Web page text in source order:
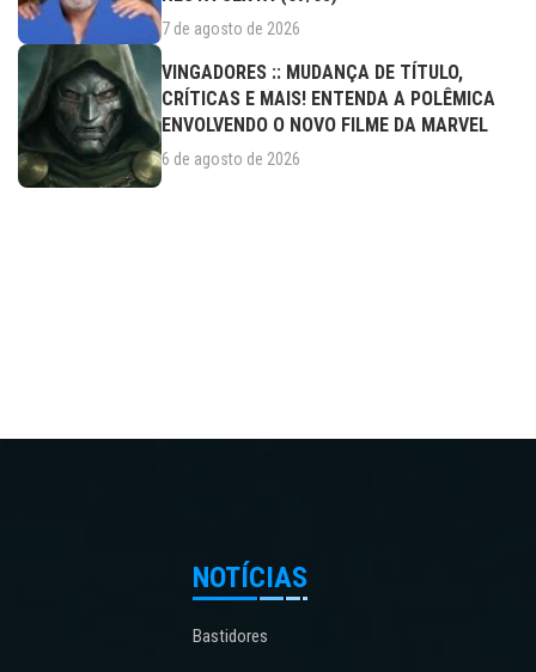
7 de agosto de 2026
VINGADORES :: MUDANÇA DE TÍTULO,
CRÍTICAS E MAIS! ENTENDA A POLÊMICA
ENVOLVENDO O NOVO FILME DA MARVEL
6 de agosto de 2026
NOTÍCIAS
Bastidores